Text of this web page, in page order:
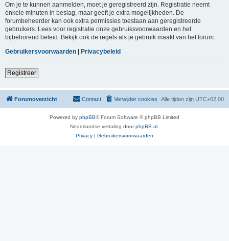
Om je te kunnen aanmelden, moet je geregistreerd zijn. Registratie neemt
enkele minuten in beslag, maar geeft je extra mogelijkheden. De
forumbeheerder kan ook extra permissies toestaan aan geregistreerde
gebruikers. Lees voor registratie onze gebruiksvoorwaarden en het
bijbehorend beleid. Bekijk ook de regels als je gebruik maakt van het forum.
Gebruikersvoorwaarden | Privacybeleid
Registreer
Forumoverzicht Alle tijden zijn UTC+02:00
Verwijder cookies
Contact
Powered by phpBB® Forum Software © phpBB Limited
Nederlandse vertaling doorphpBB.nl
Privacy | Gebruikersvoorwaarden